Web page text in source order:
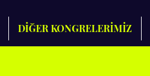
DİĞER KONGRELERİMİZ